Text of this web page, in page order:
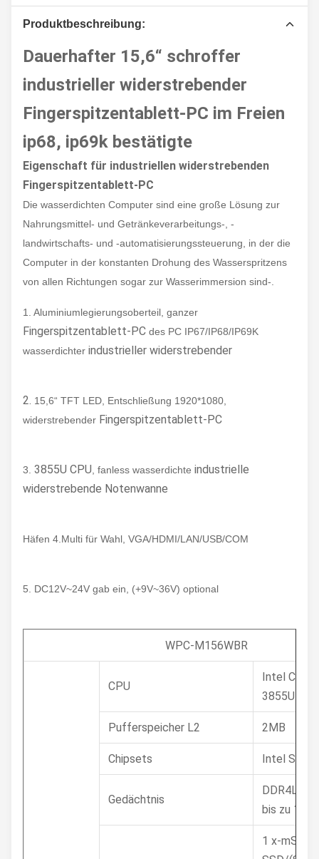
Produktbeschreibung:
Dauerhafter 15,6“ schroffer
industrieller widerstrebender
Fingerspitzentablett-PC im Freien
ip68, ip69k bestätigte
Eigenschaft für industriellen widerstrebenden
Fingerspitzentablett-PC
Die wasserdichten Computer sind eine große Lösung zur
Nahrungsmittel- und Getränkeverarbeitungs-, -
landwirtschafts- und -automatisierungssteuerung, in der die
Computer in der konstanten Drohung des Wasserspritzens
von allen Richtungen sogar zur Wasserimmersion sind-.
1. Aluminiumlegierungsoberteil, ganzer
Fingerspitzentablett-PC des PC IP67/IP68/IP69K
wasserdichter industrieller widerstrebender
2. 15,6“ TFT LED, Entschließung 1920*1080,
widerstrebender Fingerspitzentablett-PC
3. 3855U CPU , fanless wasserdichte industrielle
widerstrebende Notenwanne
Häfen 4.Multi für Wahl, VGA/HDMI/LAN/USB/COM
5. DC12V~24V gab ein, (+9V~36V) optional
WPC-M156WBR
CPU
Intel
3855U
Pufferspeicher L2 2MB
Chipsets Intel
Gedächtnis
DDR4L
bis zu
1 x-